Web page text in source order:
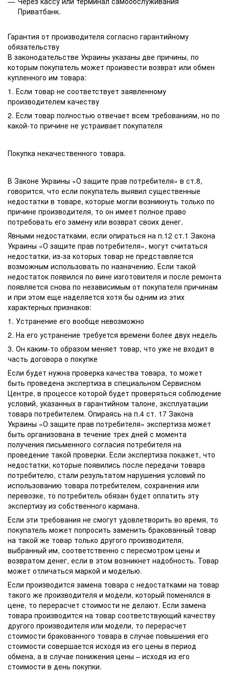
Приватбанк.
Гарантия от производителя согласно гарантийному
обязательству
В законодательстве Украины указаны две причины, по
которым покупатель может произвести возврат или обмен
купленного им товара:
1. Если товар не соответствует заявленному
производителем качеству
2. Если товар полностью отвечает всем требованиям, но по
какой-то причине не устраивает покупателя
Покупка некачественного товара.
В Законе Украины «О защите прав потребителя» в ст.8,
говорится, что если покупатель выявил существенные
недостатки в товаре, которые могли возникнуть только по
причине производителя, то он имеет полное право
потребовать его замену или возврат своих денег.
Явными недостатками, если опираться на п.12 ст.1 Закона
Украины «О защите прав потребителя», могут считаться
недостатки, из-за которых товар не представляется
возможным использовать по назначению. Если такой
недостаток появился по вине изготовителя и после ремонта
появляется снова по независимым от покупателя причинам
и при этом еще наделяется хотя бы одним из этих
характерных признаков:
1. Устранение его вообще невозможно
2. На его устранение требуется времени более двух недель
3. Он каким-то образом меняет товар, что уже не входит в
часть договора о покупке
Если будет нужна проверка качества товара, то может
быть проведена экспертиза в специальном Сервисном
Центре, в процессе которой будет проверяться соблюдение
условий, указанных в гарантийном талоне, эксплуатации
товара потребителем. Опираясь на п.4 ст. 17 Закона
Украины «О защите прав потребителя» экспертиза может
быть организована в течение трех дней с момента
получения письменного согласия потребителя на
проведение такой проверки. Если экспертиза покажет, что
недостатки, которые появились после передачи товара
потребителю, стали результатом нарушения условий по
использованию товара потребителем, сохранения или
перевозке, то потребитель обязан будет оплатить эту
экспертизу из собственного кармана.
Если эти требования не смогут удовлетворить во время, то
покупатель может попросить заменить бракованный товар
на такой же товар только другого производителя,
выбранный им, соответственно с пересмотром цены и
возвратом денег, если в этом возникнет надобность. Товар
может отличаться маркой и моделью.
Если производится замена товара с недостатками на товар
такого же производителя и модели, который поменялся в
цене, то перерасчет стоимости не делают. Если замена
товара производится на товар соответствующий качеству
другого производителя или модели, то перерасчет
стоимости бракованного товара в случае повышения его
стоимости совершается исходя из его цены в период
обмена, а в случае понижения цены – исходя из его
стоимости в день покупки.